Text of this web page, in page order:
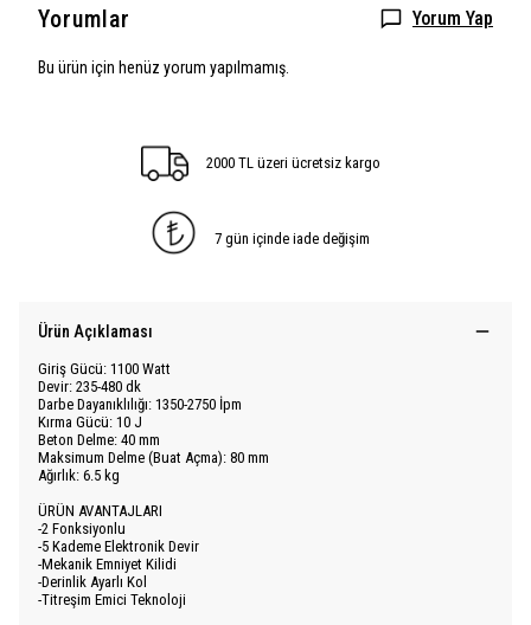
Yorumlar Yorum Yap
Bu ürün için henüz yorum yapılmamış.
2000 TL üzeri ücretsiz kargo
7 gün içinde iade değişim
Ürün Açıklaması
Giriş Gücü: 1100 Watt
Devir: 235-480 dk
Darbe Dayanıklılığı: 1350-2750 İpm
Kırma Gücü: 10 J
Beton Delme: 40 mm
Maksimum Delme (Buat Açma): 80 mm
Ağırlık: 6.5 kg
ÜRÜN AVANTAJLARI
-2 Fonksiyonlu
-5 Kademe Elektronik Devir
-Mekanik Emniyet Kilidi
-Derinlik Ayarlı Kol
-Titreşim Emici Teknoloji